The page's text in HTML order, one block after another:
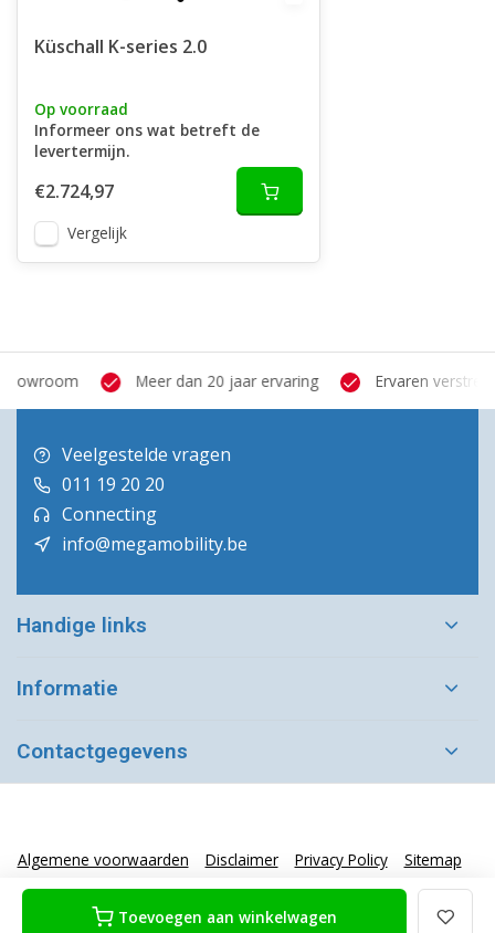
Toevoegen aan winkelwagen
Küschall K-series 2.0
Op voorraad
Informeer ons wat betreft de
levertermijn.
€2.724,97
Vergelijk
Eigen hersteldienst Grote showroom Meer dan
Veelgestelde vragen
011 19 20 20
Connecting
info@megamobility.be
Handige links
Informatie
Contactgegevens
Algemene voorwaarden Disclaimer Privacy Policy Sitemap